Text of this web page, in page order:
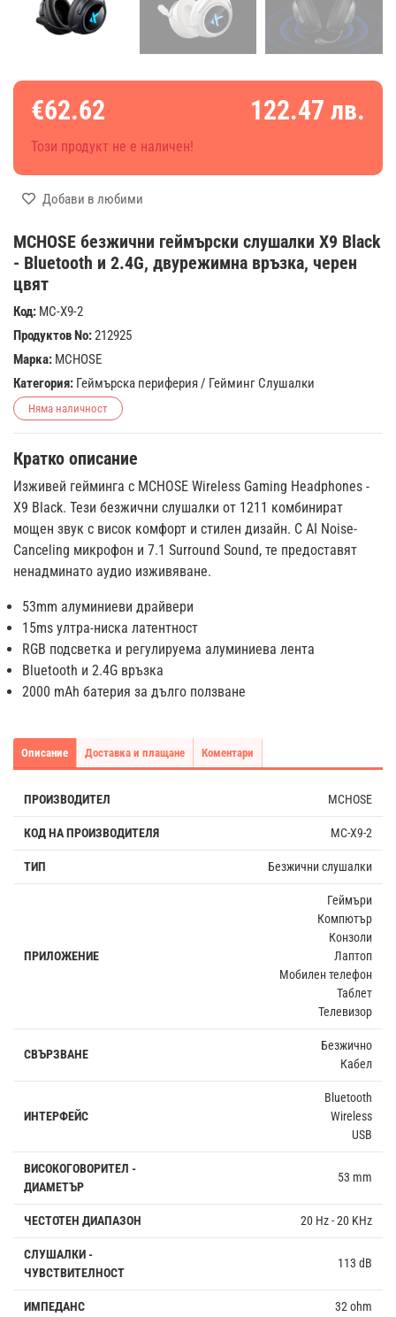
MCHOSE безжични геймърски слушалки X9 Black
- Bluetooth и 2.4G, двурежимна връзка, черен
цвят
Код: MC-X9-2
Продуктов No:212925
Марка: MCHOSE
Категория: Геймърска периферия/ Гейминг Слушалки
Няма наличност
Кратко описание
Изживей гейминга с MCHOSE Wireless Gaming Headphones -
X9 Black. Тези безжични слушалки от 1211 комбинират
мощен звук с висок комфорт и стилен дизайн. С AI Noise-
Canceling микрофон и 7.1 Surround Sound, те предоставят
ненадминато аудио изживяване.
53mm алуминиеви драйвери
15ms ултра-ниска латентност
RGB подсветка и регулируема алуминиева лента
Bluetooth и 2.4G връзка
2000 mAh батерия за дълго ползване
€62.62 122.47 лв.
Този продукт не е наличен!
Добави в любими
Описание Доставка и плащане Коментари
ПРОИЗВОДИТЕЛ MCHOSE
КОД НА ПРОИЗВОДИТЕЛЯ MC-X9-2
ТИП Безжични слушалки
ПРИЛОЖЕНИЕ
Геймъри
Компютър
Конзоли
Лаптоп
Мобилен телефон
Таблет
Телевизор
СВЪРЗВАНЕ
Безжично
Кабел
ИНТЕРФЕЙС
Bluetooth
Wireless
USB
ВИСОКОГОВОРИТЕЛ -
ДИАМЕТЪР
53 mm
ЧЕСТОТЕН ДИАПАЗОН 20 Hz - 20 KHz
СЛУШАЛКИ -
ЧУВСТВИТЕЛНОСТ
113 dB
ИМПЕДАНС 32 ohm